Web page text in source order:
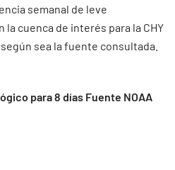
semanal de leve
cuenca de interés para la CHY
sea la fuente consultada.
para 8 días Fuente NOAA